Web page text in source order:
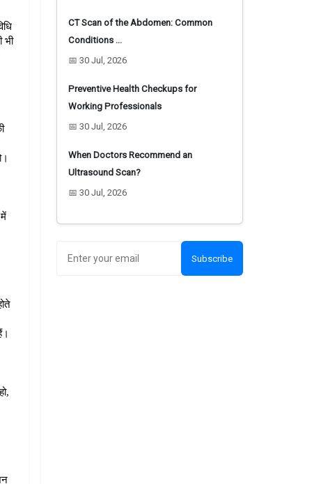
भी
CT Scan of the Abdomen: Common
Conditions …
📅 30 Jul, 2026
Preventive Health Checkups for
Working Professionals
📅 30 Jul, 2026
When Doctors Recommend an
Ultrasound Scan?
📅 30 Jul, 2026
Subscribe